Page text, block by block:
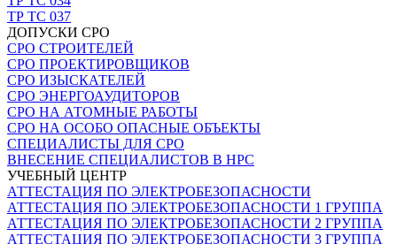
ТР ТС 037
ДОПУСКИ СРО
СРО СТРОИТЕЛЕЙ
СРО ПРОЕКТИРОВЩИКОВ
СРО ИЗЫСКАТЕЛЕЙ
СРО ЭНЕРГОАУДИТОРОВ
СРО НА АТОМНЫЕ РАБОТЫ
СРО НА ОСОБО ОПАСНЫЕ ОБЪЕКТЫ
СПЕЦИАЛИСТЫ ДЛЯ СРО
ВНЕСЕНИЕ СПЕЦИАЛИСТОВ В НРС
УЧЕБНЫЙ ЦЕНТР
АТТЕСТАЦИЯ ПО ЭЛЕКТРОБЕЗОПАСНОСТИ
АТТЕСТАЦИЯ ПО ЭЛЕКТРОБЕЗОПАСНОСТИ 1 ГРУППА
АТТЕСТАЦИЯ ПО ЭЛЕКТРОБЕЗОПАСНОСТИ 2 ГРУППА
АТТЕСТАЦИЯ ПО ЭЛЕКТРОБЕЗОПАСНОСТИ 3 ГРУППА